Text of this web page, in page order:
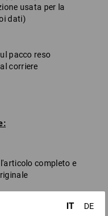
usata per la
dati)
pacco reso
corriere
completo e
restituire anche la
IT
DE